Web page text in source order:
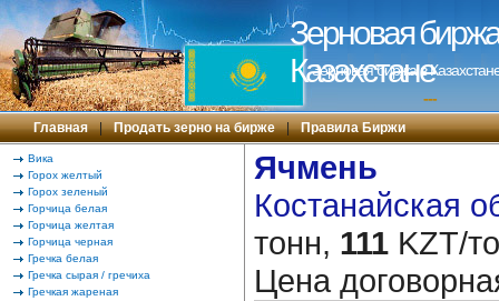
Зерновая
Казахстане
Зерновая биржа в
---
Главная | Продать зерно на бирже | Правила Биржи
Вика
Горох желтый
Горох зеленый
Горчица белая
Горчица желтая
Горчица черная
Гречка белая
Гречка сырая / гречиха
Гречкая жареная
Ячмень
Костанайская
тонн, 111 KZT/
Цена